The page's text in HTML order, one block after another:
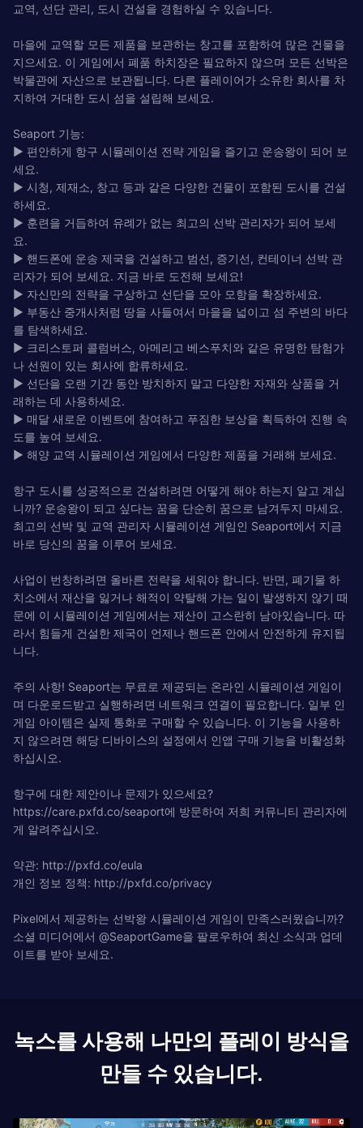
교역, 선단 관리, 도시 건설을 경험하실 수 있습니다.
마을에 교역할 모든 제품을 보관하는 창고를 포함하여 많은 건물을
지으세요. 이 게임에서 폐품 하치장은 필요하지 않으며 모든 선박은
박물관에 자산으로 보관됩니다. 다른 플레이어가 소유한 회사를 차
지하여 거대한 도시 섬을 설립해 보세요.
Seaport 기능:
▶ 편안하게 항구 시뮬레이션 전략 게임을 즐기고 운송왕이 되어 보
세요.
▶ 시청, 제재소, 창고 등과 같은 다양한 건물이 포함된 도시를 건설
하세요.
▶ 훈련을 거듭하여 유례가 없는 최고의 선박 관리자가 되어 보세
요.
▶ 핸드폰에 운송 제국을 건설하고 범선, 증기선, 컨테이너 선박 관
리자가 되어 보세요. 지금 바로 도전해 보세요!
▶ 자신만의 전략을 구상하고 선단을 모아 모항을 확장하세요.
▶ 부동산 중개사처럼 땅을 사들여서 마을을 넓이고 섬 주변의 바다
를 탐색하세요.
▶ 크리스토퍼 콜럼버스, 아메리고 베스푸치와 같은 유명한 탐험가
나 선원이 있는 회사에 합류하세요.
▶ 선단을 오랜 기간 동안 방치하지 말고 다양한 자재와 상품을 거
래하는 데 사용하세요.
▶ 매달 새로운 이벤트에 참여하고 푸짐한 보상을 획득하여 진행 속
도를 높여 보세요.
▶ 해양 교역 시뮬레이션 게임에서 다양한 제품을 거래해 보세요.
항구 도시를 성공적으로 건설하려면 어떻게 해야 하는지 알고 계십
니까? 운송왕이 되고 싶다는 꿈을 단순히 꿈으로 남겨두지 마세요.
최고의 선박 및 교역 관리자 시뮬레이션 게임인 Seaport에서 지금
바로 당신의 꿈을 이루어 보세요.
사업이 번창하려면 올바른 전략을 세워야 합니다. 반면, 폐기물 하
치소에서 재산을 잃거나 해적이 약탈해 가는 일이 발생하지 않기 때
문에 이 시뮬레이션 게임에서는 재산이 고스란히 남아있습니다. 따
라서 힘들게 건설한 제국이 언제나 핸드폰 안에서 안전하게 유지됩
니다.
주의 사항! Seaport는 무료로 제공되는 온라인 시뮬레이션 게임이
며 다운로드받고 실행하려면 네트워크 연결이 필요합니다. 일부 인
게임 아이템은 실제 통화로 구매할 수 있습니다. 이 기능을 사용하
지 않으려면 해당 디바이스의 설정에서 인앱 구매 기능을 비활성화
하십시오.
항구에 대한 제안이나 문제가 있으세요?
https://care.pxfd.co/seaport에 방문하여 저희 커뮤니티 관리자에
게 알려주십시오.
약관: http://pxfd.co/eula
개인 정보 정책: http://pxfd.co/privacy
Pixel에서 제공하는 선박왕 시뮬레이션 게임이 만족스러웠습니까?
소셜 미디어에서 @SeaportGame을 팔로우하여 최신 소식과 업데
이트를 받아 보세요.
녹스를 사용해 나만의 플레이 방식을
만들 수 있습니다.